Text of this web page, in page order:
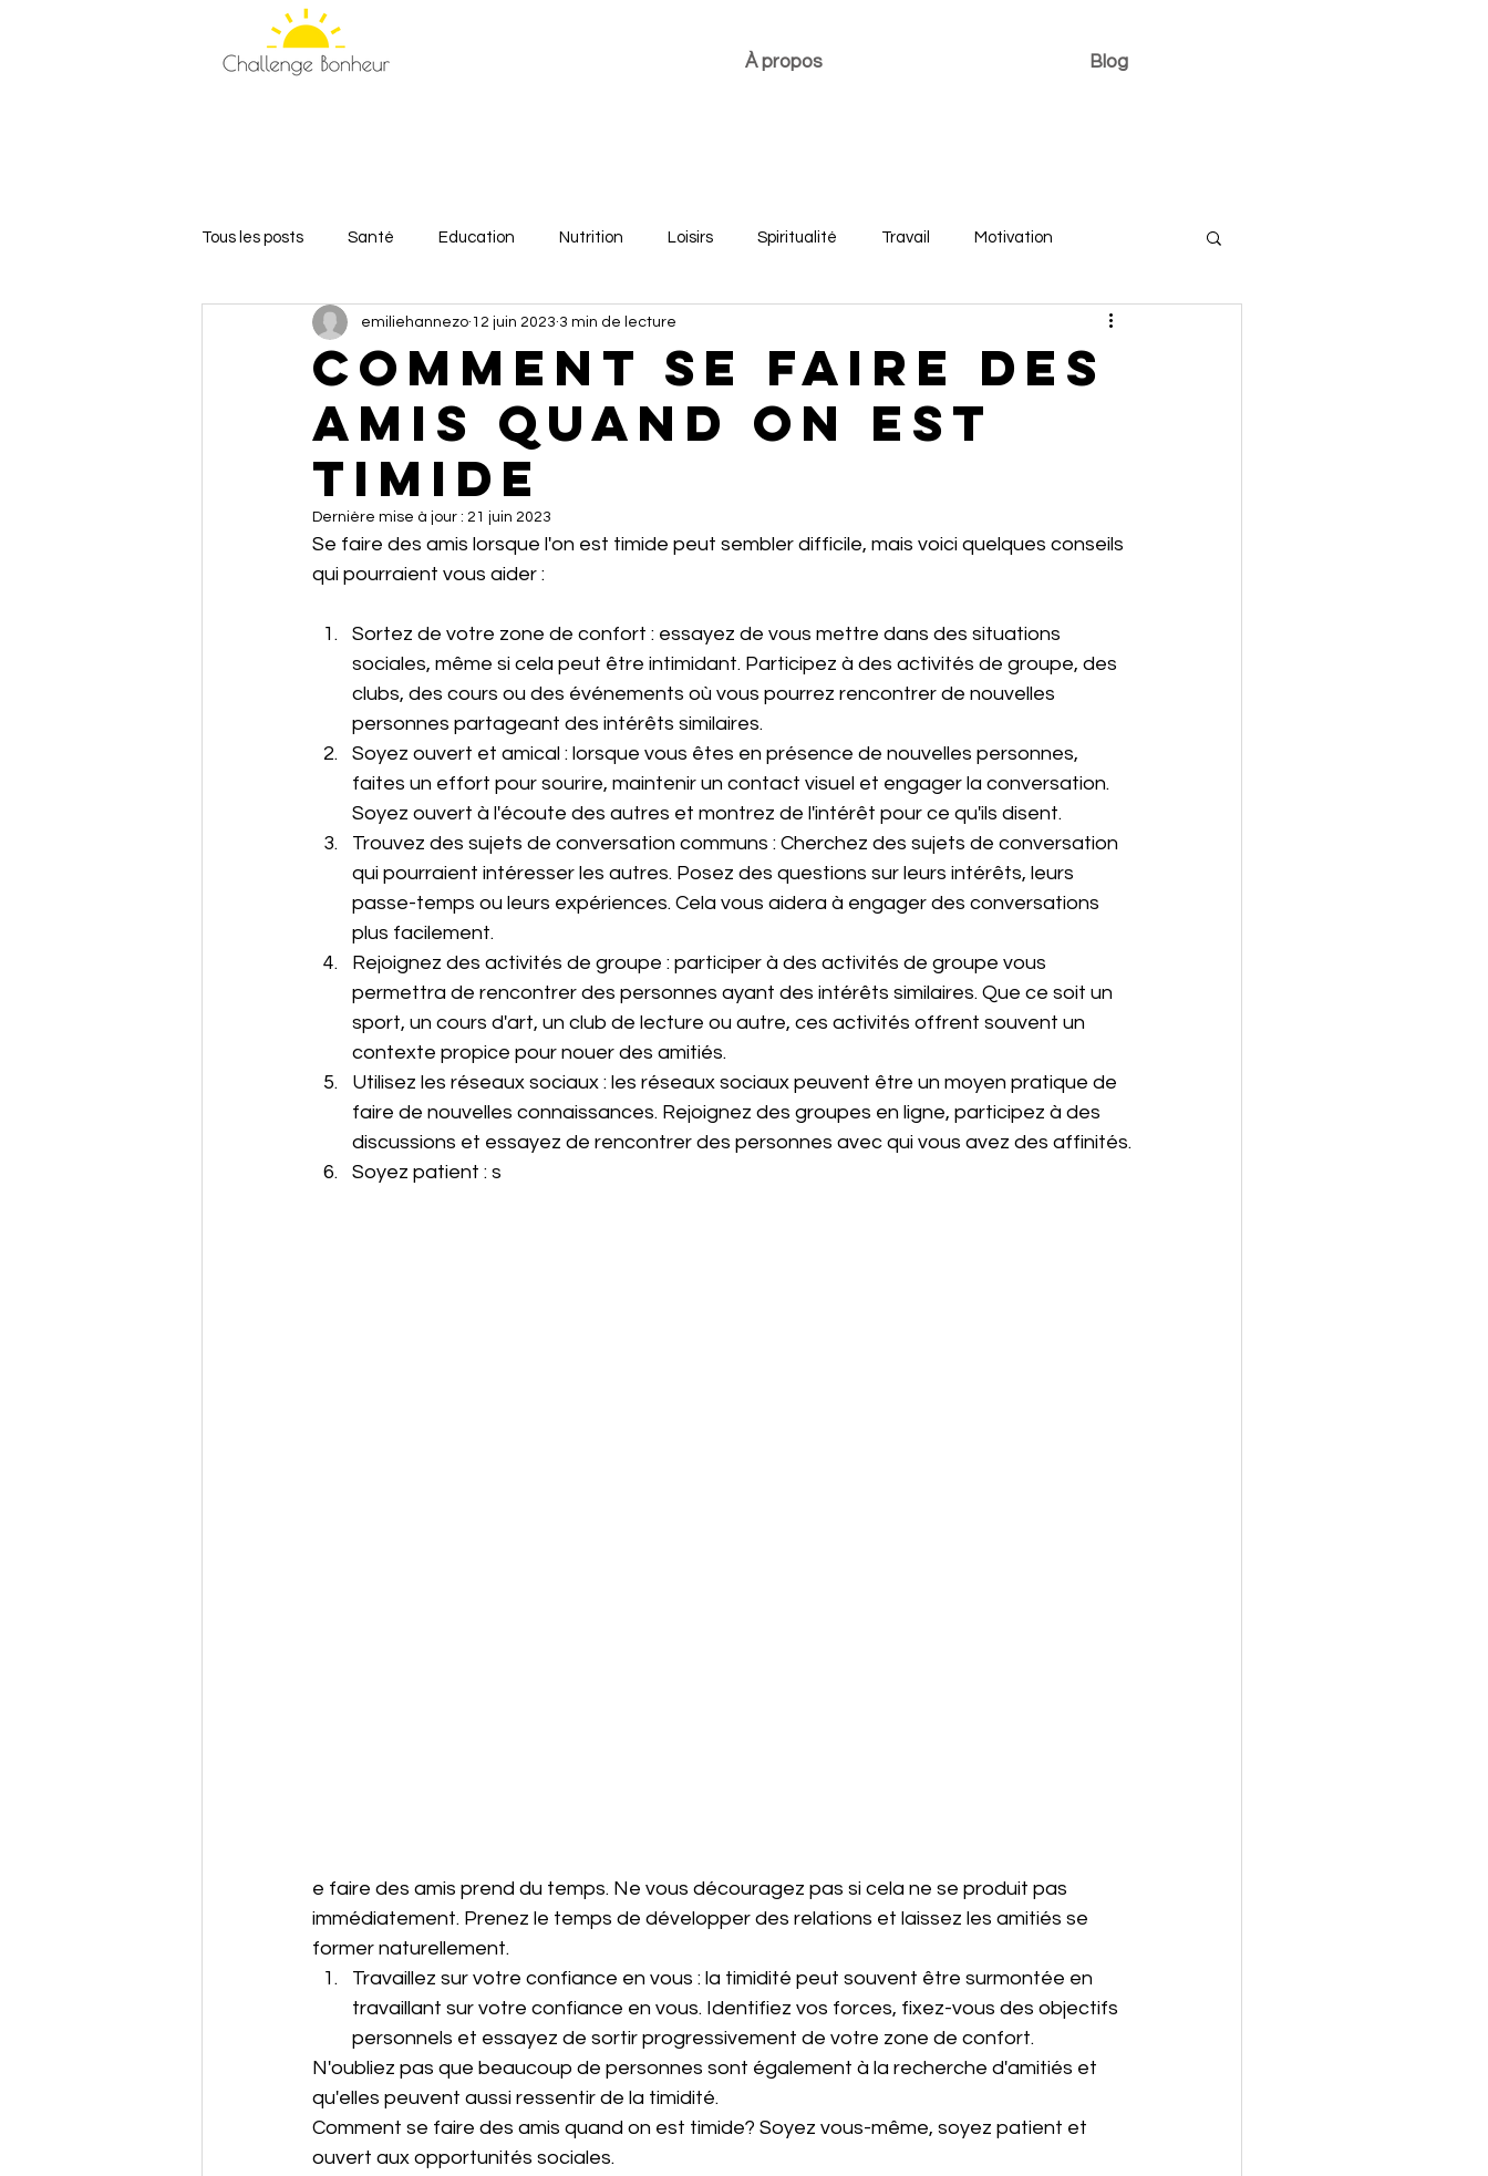
À propos Blog
Tous les posts Santé Education Nutrition Loisirs Spiritualité Travail Motivation
Relations et Amour Bien-être Développement personnel
comment se faire des
amis quand on est
timide
emiliehannezo 12 juin 2023 3 min de lecture
Dernière mise à jour : 21 juin 2023
Se faire des amis lorsque l'on est timide peut sembler difficile, mais voici quelques conseils
qui pourraient vous aider :
Sortez de votre zone de confort : essayez de vous mettre dans des situations
sociales, même si cela peut être intimidant. Participez à des activités de groupe, des
clubs, des cours ou des événements où vous pourrez rencontrer de nouvelles
personnes partageant des intérêts similaires.
Soyez ouvert et amical : lorsque vous êtes en présence de nouvelles personnes,
faites un effort pour sourire, maintenir un contact visuel et engager la conversation.
Soyez ouvert à l'écoute des autres et montrez de l'intérêt pour ce qu'ils disent.
Trouvez des sujets de conversation communs : Cherchez des sujets de conversation
qui pourraient intéresser les autres. Posez des questions sur leurs intérêts, leurs
passe-temps ou leurs expériences. Cela vous aidera à engager des conversations
plus facilement.
Rejoignez des activités de groupe : participer à des activités de groupe vous
permettra de rencontrer des personnes ayant des intérêts similaires. Que ce soit un
sport, un cours d'art, un club de lecture ou autre, ces activités offrent souvent un
contexte propice pour nouer des amitiés.
Utilisez les réseaux sociaux : les réseaux sociaux peuvent être un moyen pratique de
faire de nouvelles connaissances. Rejoignez des groupes en ligne, participez à des
discussions et essayez de rencontrer des personnes avec qui vous avez des affinités.
Soyez patient : s
e faire des amis prend du temps. Ne vous découragez pas si cela ne se produit pas
immédiatement. Prenez le temps de développer des relations et laissez les amitiés se
former naturellement.
Travaillez sur votre confiance en vous : la timidité peut souvent être surmontée en
travaillant sur votre confiance en vous. Identifiez vos forces, fixez-vous des objectifs
personnels et essayez de sortir progressivement de votre zone de confort.
N'oubliez pas que beaucoup de personnes sont également à la recherche d'amitiés et
qu'elles peuvent aussi ressentir de la timidité.
Comment se faire des amis quand on est timide? Soyez vous-même, soyez patient et
ouvert aux opportunités sociales.